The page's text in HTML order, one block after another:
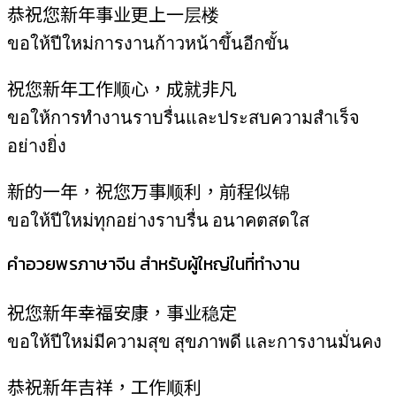
恭祝您新年事业更上一层楼
ขอให้ปีใหม่การงานก้าวหน้าขึ้นอีกขั้น
祝您新年工作顺心，成就非凡
ขอให้การทำงานราบรื่นและประสบความสำเร็จ
อย่างยิ่ง
新的一年，祝您万事顺利，前程似锦
ขอให้ปีใหม่ทุกอย่างราบรื่น อนาคตสดใส
คำอวยพรภาษาจีน สำหรับผู้ใหญ่ในที่ทำงาน
祝您新年幸福安康，事业稳定
ขอให้ปีใหม่มีความสุข สุขภาพดี และการงานมั่นคง
恭祝新年吉祥，工作顺利